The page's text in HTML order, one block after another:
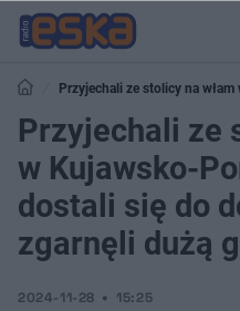
Przyjechali ze stolicy na
do domu, skąd zgarnęli dużą gotówkę
Przyjechali ze
w Kujawsko-
dostali się do
zgarnęli dużą
2024-11-28 15:25